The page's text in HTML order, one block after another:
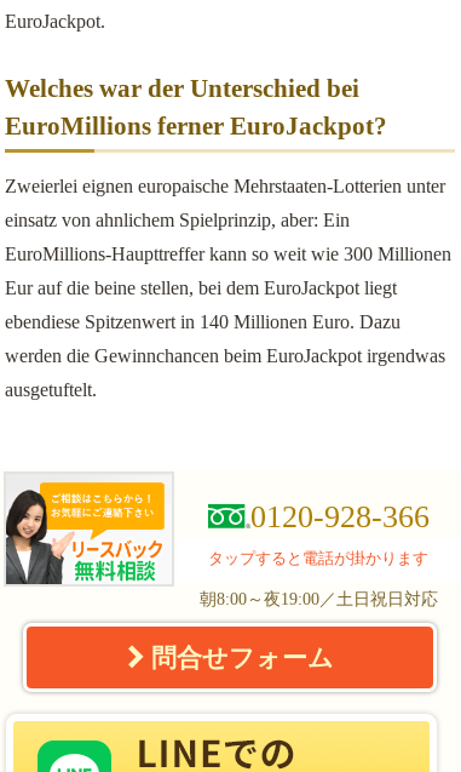
EuroJackpot.
Welches war der Unterschied bei
EuroMillions ferner EuroJackpot?
Zweierlei eignen europaische Mehrstaaten-Lotterien unter
einsatz von ahnlichem Spielprinzip, aber: Ein
EuroMillions-Haupttreffer kann so weit wie 300 Millionen
Eur auf die beine stellen, bei dem EuroJackpot liegt
ebendiese Spitzenwert in 140 Millionen Euro. Dazu
werden die Gewinnchancen beim EuroJackpot irgendwas
ausgetuftelt.
0120-928-366
タップすると電話が掛かります
朝8:00～夜19:00／土日祝日対応
問合せフォーム